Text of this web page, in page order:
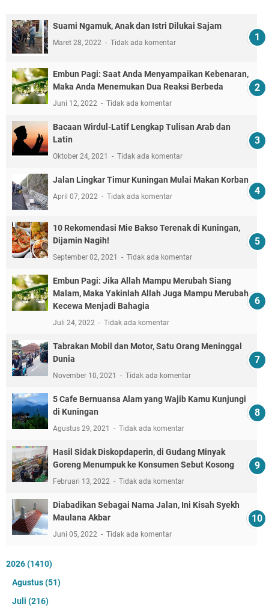
Suami Ngamuk, Anak dan Istri Dilukai Sajam
Maret 28, 2022 Tidak ada komentar
Embun Pagi: Saat Anda Menyampaikan Kebenaran,
Maka Anda Menemukan Dua Reaksi Berbeda
Juni 12, 2022 Tidak ada komentar
Bacaan Wirdul-Latif Lengkap Tulisan Arab dan
Latin
Oktober 24, 2021 Tidak ada komentar
Jalan Lingkar Timur Kuningan Mulai Makan Korban
April 07, 2022 Tidak ada komentar
10 Rekomendasi Mie Bakso Terenak di Kuningan,
Dijamin Nagih!
September 02, 2021 Tidak ada komentar
Embun Pagi: Jika Allah Mampu Merubah Siang
Malam, Maka Yakinlah Allah Juga Mampu Merubah
Kecewa Menjadi Bahagia
Juli 24, 2022 Tidak ada komentar
Tabrakan Mobil dan Motor, Satu Orang Meninggal
Dunia
November 10, 2021 Tidak ada komentar
5 Cafe Bernuansa Alam yang Wajib Kamu Kunjungi
di Kuningan
Agustus 29, 2021 Tidak ada komentar
Hasil Sidak Diskopdaperin, di Gudang Minyak
Goreng Menumpuk ke Konsumen Sebut Kosong
Februari 13, 2022 Tidak ada komentar
Diabadikan Sebagai Nama Jalan, Ini Kisah Syekh
Maulana Akbar
Juni 05, 2022 Tidak ada komentar
2026(1410)
Agustus(51)
Juli (216)